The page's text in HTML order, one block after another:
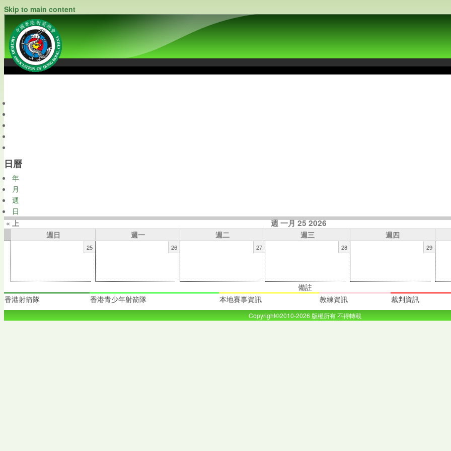
Skip to main content
日曆
年
月
週
日
« 上
週 一月 25 2026
週日 週一 週二 週三 週四
25 26 27 28 29
備註
香港射箭隊
香港青少年射箭隊 本地賽事資訊 教練資訊 裁判資訊
Copyright©2010-2026 版權所有 不得轉載